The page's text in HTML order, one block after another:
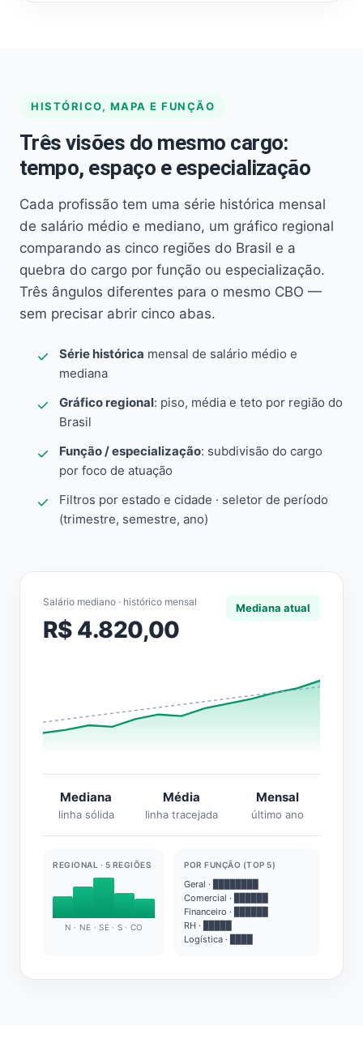
HISTÓRICO, MAPA E FUNÇÃO
Três visões do mesmo cargo:
tempo, espaço e especialização
Cada profissão tem uma série histórica mensal
de salário médio e mediano, um gráfico regional
comparando as cinco regiões do Brasil e a
quebra do cargo por função ou especialização.
Três ângulos diferentes para o mesmo CBO —
sem precisar abrir cinco abas.
Série histórica mensal de salário médio e
mediana
Gráfico regional: piso, média e teto por região do
Brasil
Função / especialização: subdivisão do cargo
por foco de atuação
Filtros por estado e cidade · seletor de período
(trimestre, semestre, ano)
Salário mediano · histórico mensal
R$ 4.820,00
Mediana atual
Mediana
linha sólida
Média
linha tracejada
Mensal
último ano
REGIONAL · 5 REGIÕES
N · NE · SE · S · CO
POR FUNÇÃO (TOP 5)
Geral · ████████
Comercial · ██████
Financeiro · ██████
RH · █████
Logística · ████